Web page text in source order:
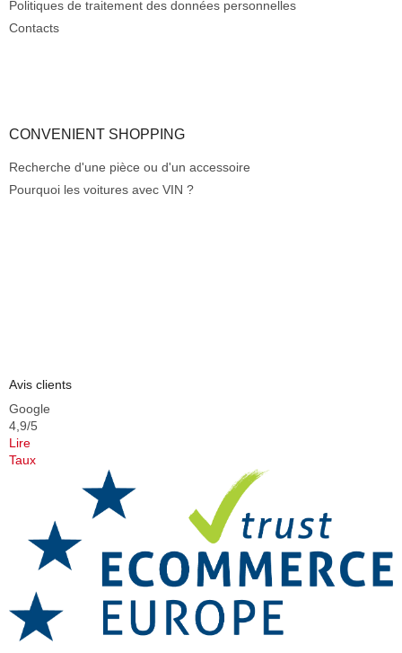
s
Politiques de traitement des données personnelles
Contacts
CONVENIENT SHOPPING
Recherche d'une pièce ou d'un accessoire
Pourquoi les voitures avec VIN ?
Avis clients
Google
4,9/5
Lire
Taux